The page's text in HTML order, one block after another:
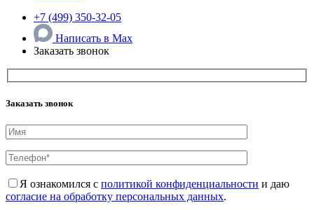
+7 (499) 350-32-05
Написать в Max
Заказать звонок
Заказать звонок
Я ознакомился с политикой конфиденциальности и даю
согласие на обработку персональных данных.